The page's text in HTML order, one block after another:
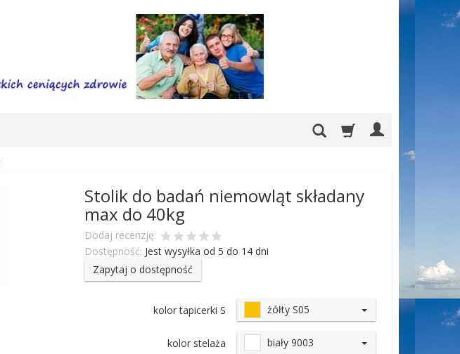
Stolik do badań niemowląt składany
max do 40kg
Dodaj recenzję:
Dostępność: Jest wysyłka od 5 do 14 dni
Zapytaj o dostępność
kolor tapicerki S żółty S05
kolor stelaża biały 9003